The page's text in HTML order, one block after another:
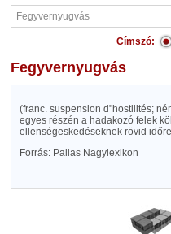
Címszó:
Fegyvernyugvás
(franc. suspension d"hostilités;
egyes részén a hadakozó felek
ellenségeskedéseknek rövid
Forrás: Pallas Nagylexikon